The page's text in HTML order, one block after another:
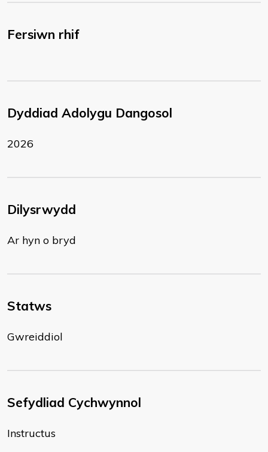
Fersiwn rhif
Dyddiad Adolygu Dangosol
2026
Dilysrwydd
Ar hyn o bryd
Statws
Gwreiddiol
Sefydliad Cychwynnol
Instructus